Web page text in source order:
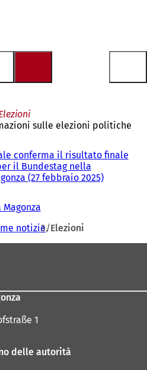
sulle elezioni politiche
conferma il risultato finale
il Bundestag nella
(27 febbraio 2025)
notizie Elezioni
1
delle autorità